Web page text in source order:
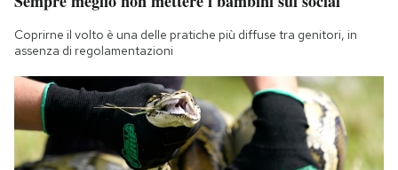
Coprirne il volto è una delle pratiche più diffuse tra genitori, in
assenza di regolamentazioni